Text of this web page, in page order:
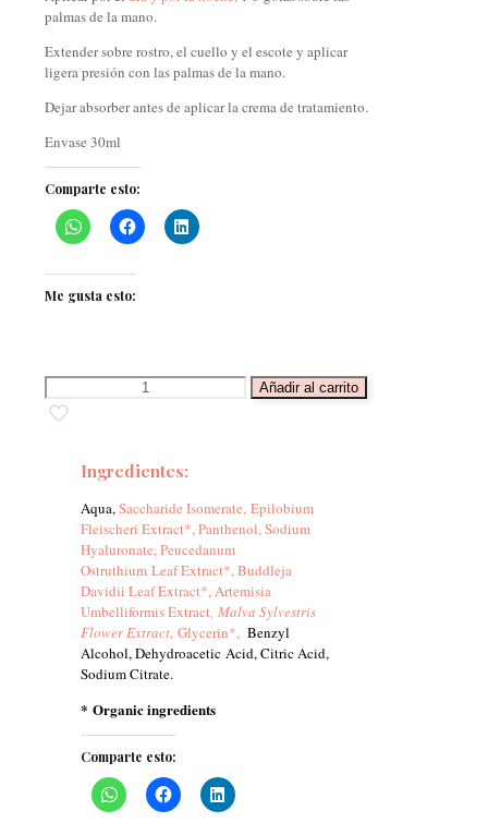
palmas de la mano.
Extender sobre rostro, el cuello y el escote y aplicar
ligera presión con las palmas de la mano.
Dejar absorber antes de aplicar la crema de tratamiento.
Envase 30ml
Comparte esto:
Me gusta esto:
Rebalancing
Level
cantidad
Añadir al carrito
Ingredientes:
Aqua,Saccharide Isomerate, Epilobium
Fleischeri Extract*, Panthenol, Sodium
Hyaluronate, Peucedanum
Ostruthium Leaf Extract*, Buddleja
Davidii Leaf Extract*, Artemisia
Umbelliformis Extract, Malva Sylvestris
Flower Extract, Glycerin*, Benzyl
Alcohol, Dehydroacetic Acid, Citric Acid,
Sodium Citrate.
* Organic ingredients
Comparte esto: